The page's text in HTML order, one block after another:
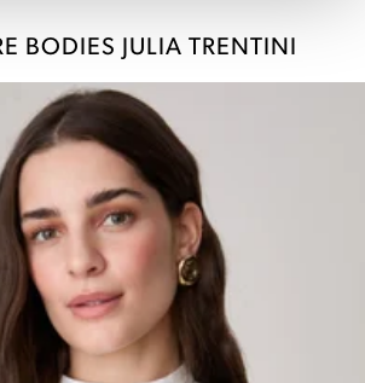
BODIES JULIA TRENTINI